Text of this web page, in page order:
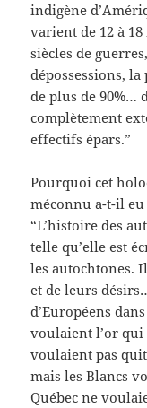
indigène
varient de 12 à
siècles de
dépossessions,
de plus de 90%…
complètement
effectifs épars.”
Pourquoi cet
méconnu a-t-il
“L’histoire des
telle qu’elle est
les autochtones.
et de leurs
d’Européens
voulaient l’or qui
voulaient pas
mais les Blancs
Québec ne